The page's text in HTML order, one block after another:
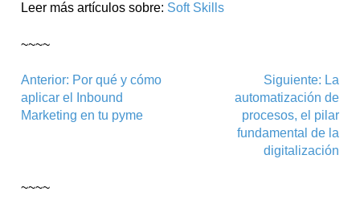
Leer más artículos sobre: Soft Skills
~~~~
Navegación
de
Anterior: Por qué y cómo
aplicar el Inbound
Marketing en tu pyme
Siguiente: La
automatización de
procesos, el pilar
fundamental de la
digitalización
~~~~